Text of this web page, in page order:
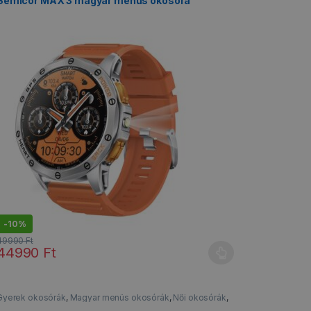
választhatók ki
-10%
Ft
Ft
a terméknek több variációja van. A változatok a termékoldalon
okosórák, Magyar menüs okosórák, Női okosórák,
Okosórák
Vízálló okosórák